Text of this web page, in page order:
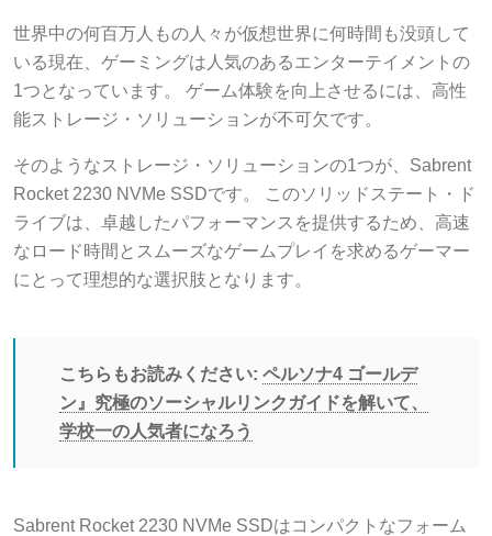
世界中の何百万人もの人々が仮想世界に何時間も没頭して
いる現在、ゲーミングは人気のあるエンターテイメントの
1つとなっています。 ゲーム体験を向上させるには、高性
能ストレージ・ソリューションが不可欠です。
そのようなストレージ・ソリューションの1つが、Sabrent
Rocket 2230 NVMe SSDです。 このソリッドステート・ド
ライブは、卓越したパフォーマンスを提供するため、高速
なロード時間とスムーズなゲームプレイを求めるゲーマー
にとって理想的な選択肢となります。
こちらもお読みください: ペルソナ4 ゴールデ
ン』究極のソーシャルリンクガイドを解いて、
学校一の人気者になろう
Sabrent Rocket 2230 NVMe SSDはコンパクトなフォーム